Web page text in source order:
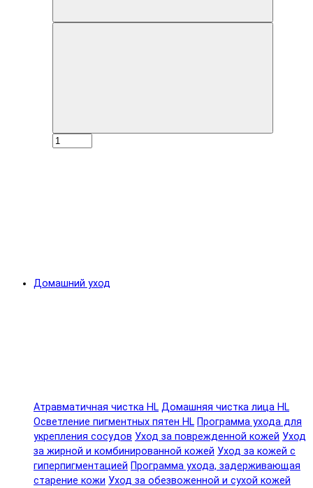
Домашний уход
Атравматичная чистка HL Домашняя чистка лица HL
Осветление пигментных пятен HL Программа ухода для
укрепления сосудов Уход за поврежденной кожей Уход
за жирной и комбинированной кожей Уход за кожей с
гиперпигментацией Программа ухода, задерживающая
старение кожи Уход за обезвоженной и сухой кожей